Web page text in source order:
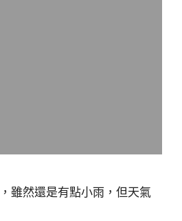
雖然還是有點小雨，但天氣